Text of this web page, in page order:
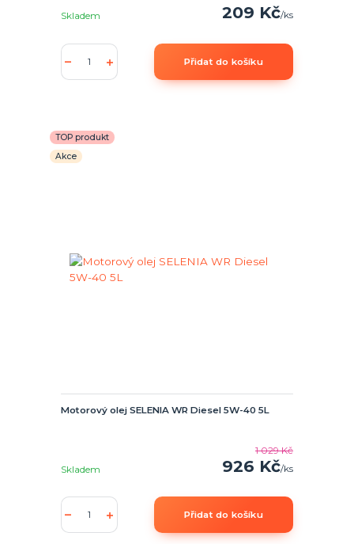
209 Kč/ks
Skladem
Přidat do košíku
TOP produkt
Akce
Motorový olej SELENIA WR Diesel 5W-40 5L
1 029 Kč
926 Kč/ks
Skladem
Přidat do košíku